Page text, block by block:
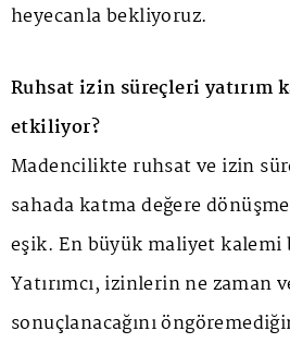
heyecanla bekliyoruz.
Ruhsat izin süreçleri yatırım
etkiliyor?
Madencilikte ruhsat ve izin
sahada katma değere
eşik. En büyük maliyet
Yatırımcı, izinlerin ne zaman
sonuçlanacağını